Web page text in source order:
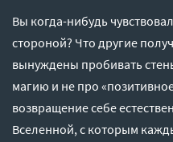
Вы когда-нибудь
стороной? Что другие
вынуждены пробивать
магию и не про
возвращение себе
Вселенной, с которым